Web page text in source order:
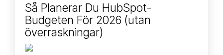
Så Planerar Du HubSpot-
Budgeten För 2026 (utan
överraskningar)